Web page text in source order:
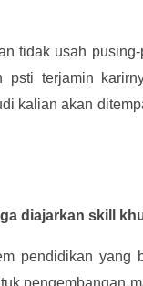
tidak usah
terjamin
kalian akan
diajarkan skill
pendidikan yang
pengembangan